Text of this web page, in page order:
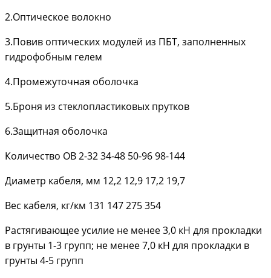
2.Оптическое волокно
3.Повив оптических модулей из ПБТ, заполненных
гидрофобным гелем
4.Промежуточная оболочка
5.Броня из стеклопластиковых прутков
6.Защитная оболочка
Количество ОВ 2-32 34-48 50-96 98-144
Диаметр кабеля, мм 12,2 12,9 17,2 19,7
Вес кабеля, кг/км 131 147 275 354
Растягивающее усилие не менее 3,0 кН для прокладки
в грунты 1-3 групп; не менее 7,0 кН для прокладки в
грунты 4-5 групп